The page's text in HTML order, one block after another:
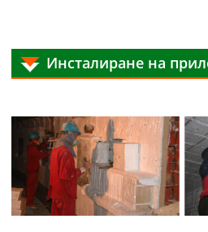
Инсталиране на